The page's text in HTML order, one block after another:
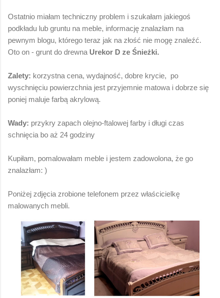
Ostatnio miałam techniczny problem i szukałam jakiegoś
podkładu lub gruntu na meble, informację znalazłam na
pewnym blogu, którego teraz jak na złość nie mogę znaleźć.
Oto on - grunt do drewna Urekor D ze Śnieżki.
Zalety: korzystna cena, wydajność, dobre krycie, po
wyschnięciu powierzchnia jest przyjemnie matowa i dobrze się
poniej maluje farbą akrylową.
Wady: przykry zapach olejno-ftalowej farby i długi czas
schnięcia bo aż 24 godziny
Kupiłam, pomalowałam meble i jestem zadowolona, że go
znalazłam: )
Poniżej zdjęcia zrobione telefonem przez właścicielkę
malowanych mebli.